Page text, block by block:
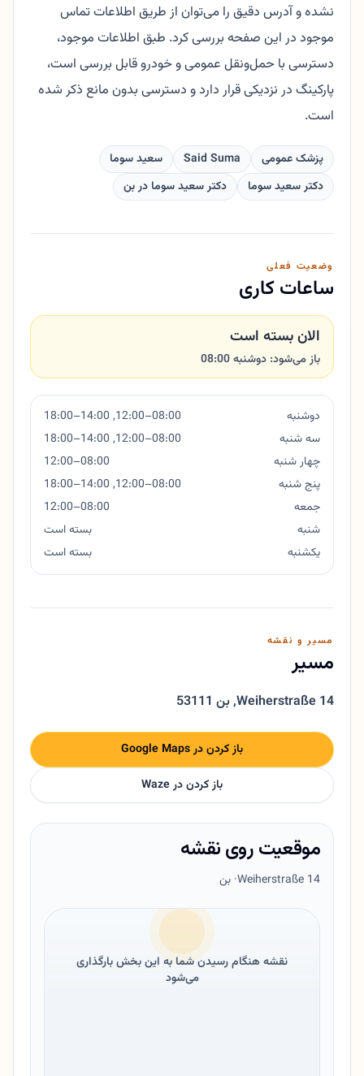
نشده و آدرس دقیق را می‌توان از طریق اطلاعات تماس
موجود در این صفحه بررسی کرد. طبق اطلاعات موجود،
دسترسی با حمل‌ونقل عمومی و خودرو قابل بررسی است،
پارکینگ در نزدیکی قرار دارد و دسترسی بدون مانع ذکر شده
است.
پزشک عمومی Said Suma
سعید سوما
دکتر سعید سوما
دکتر سعید سوما در بن
وضعیت فعلی
ساعات کاری
الان بسته است
باز می‌شود: دوشنبه 08:00
دوشنبه
08:00–12:00, 14:00–18:00
سه شنبه
08:00–12:00, 14:00–18:00
چهار شنبه
08:00–12:00
پنج شنبه
08:00–12:00, 14:00–18:00
جمعه
08:00–12:00
شنبه
بسته است
یکشنبه
بسته است
مسیر و نقشه
مسیر
Weiherstraße 14
,53111 بن
باز کردن در Google Maps
باز کردن در Waze
موقعیت روی نقشه
Weiherstraße 14· بن
نقشه هنگام رسیدن شما به این بخش بارگذاری
می‌شود